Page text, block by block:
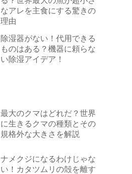
なアレを主食にする驚きの
理由
除湿器がない！代用できる
ものはある？機器に頼らな
い除湿アイデア！
最大のクマはどれだ？世界
に生きるクマの種類とその
規格外な大きさを解説
ナメクジになるわけじゃな
い！カタツムリの殻を離す